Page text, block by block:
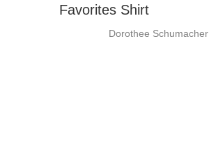
Favorites Shirt
Dorothee Schumacher